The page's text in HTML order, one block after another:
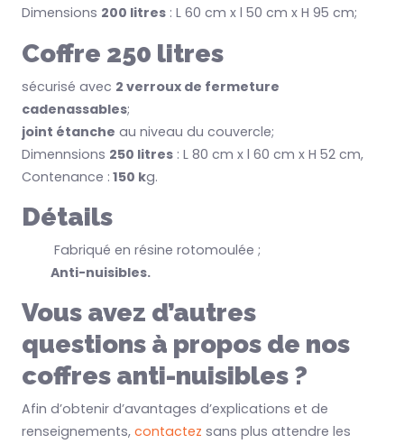
Dimensions 200 litres : L 60 cm x l 50 cm x H 95 cm;
Coffre 250 litres
sécurisé avec 2 verroux de fermeture
cadenassables;
joint étanche au niveau du couvercle;
Dimennsions 250 litres : L 80 cm x l 60 cm x H 52 cm,
Contenance : 150 kg.
Détails
Fabriqué en résine rotomoulée ;
Anti-nuisibles.
Vous avez d’autres
questions à propos de nos
coffres anti-nuisibles ?
Afin d’obtenir d’avantages d’explications et de
renseignements, contactez sans plus attendre les